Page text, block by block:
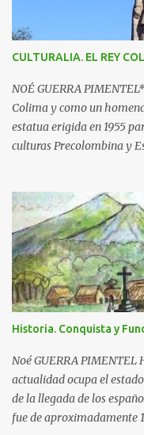
o
s
CULTURALIA. EL REY
NOÉ GUERRA
Colima y como un
estatua erigida en 1955
culturas Precolombina y
de México. El
sobre una base circular
labrada en piedra tono
jeroglífico primitivo de
Coliman. En la base
bajorrelieve enmarcado
cotidiana de la época,
además dos inscripciones
fuerte que la historia, tu
"Colima exalta aquí las
Historia. Conquista y
Noé GUERRA
actualidad ocupa el
de la llegada de los
fue de aproximadamente